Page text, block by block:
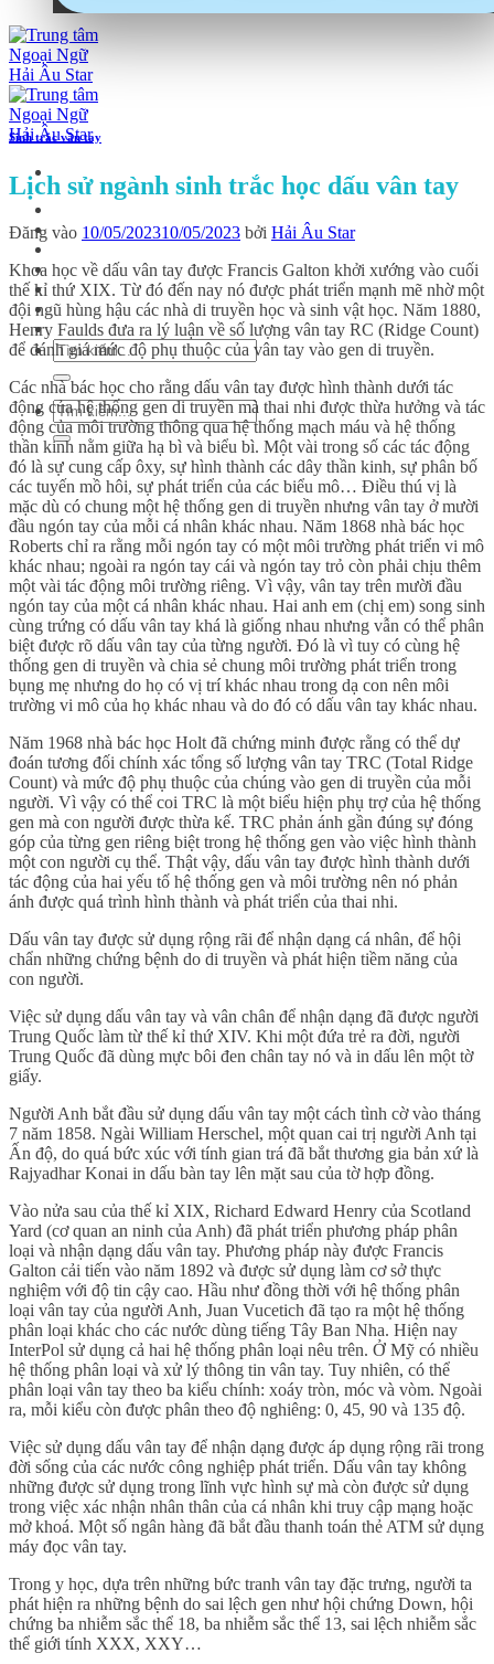
Tuyển Sinh
Học Steam
PHÒNG HỌC TRỰC TUYẾN
PHÒNG HỌC IELTS
Thư viện
Sinh trắc vân tay
Lịch sử ngành sinh trắc học dấu vân tay
Đăng vào 10/05/202310/05/2023 bởi Hải Âu Star
Khoa học về dấu vân tay được Francis Galton khởi xướng vào cuối
thế kỉ thứ XIX. Từ đó đến nay nó được phát triển mạnh mẽ nhờ một
đội ngũ hùng hậu các nhà di truyền học và sinh vật học. Năm 1880,
Henry Faulds đưa ra lý luận về số lượng vân tay RC (Ridge Count)
để đánh giá mức độ phụ thuộc của vân tay vào gen di truyền.
Các nhà bác học cho rằng dấu vân tay được hình thành dưới tác
động của hệ thống gen di truyền mà thai nhi được thừa hưởng và tác
động của môi trường thông qua hệ thống mạch máu và hệ thống
thần kinh nằm giữa hạ bì và biểu bì. Một vài trong số các tác động
đó là sự cung cấp ôxy, sự hình thành các dây thần kinh, sự phân bố
các tuyến mồ hôi, sự phát triển của các biểu mô… Điều thú vị là
mặc dù có chung một hệ thống gen di truyền nhưng vân tay ở mười
đầu ngón tay của mỗi cá nhân khác nhau. Năm 1868 nhà bác học
Roberts chỉ ra rằng mỗi ngón tay có một môi trường phát triển vi mô
khác nhau; ngoài ra ngón tay cái và ngón tay trỏ còn phải chịu thêm
một vài tác động môi trường riêng. Vì vậy, vân tay trên mười đầu
ngón tay của một cá nhân khác nhau. Hai anh em (chị em) song sinh
cùng trứng có dấu vân tay khá là giống nhau nhưng vẫn có thể phân
biệt được rõ dấu vân tay của từng người. Đó là vì tuy có cùng hệ
thống gen di truyền và chia sẻ chung môi trường phát triển trong
bụng mẹ nhưng do họ có vị trí khác nhau trong dạ con nên môi
trường vi mô của họ khác nhau và do đó có dấu vân tay khác nhau.
Năm 1968 nhà bác học Holt đã chứng minh được rằng có thể dự
đoán tương đối chính xác tổng số lượng vân tay TRC (Total Ridge
Count) và mức độ phụ thuộc của chúng vào gen di truyền của mỗi
người. Vì vậy có thể coi TRC là một biểu hiện phụ trợ của hệ thống
gen mà con người được thừa kế. TRC phản ánh gần đúng sự đóng
góp của từng gen riêng biệt trong hệ thống gen vào việc hình thành
một con người cụ thể. Thật vậy, dấu vân tay được hình thành dưới
tác động của hai yếu tố hệ thống gen và môi trường nên nó phản
ánh được quá trình hình thành và phát triển của thai nhi.
Dấu vân tay được sử dụng rộng rãi để nhận dạng cá nhân, để hội
chẩn những chứng bệnh do di truyền và phát hiện tiềm năng của
con người.
Việc sử dụng dấu vân tay và vân chân để nhận dạng đã được người
Trung Quốc làm từ thế kỉ thứ XIV. Khi một đứa trẻ ra đời, người
Trung Quốc đã dùng mực bôi đen chân tay nó và in dấu lên một tờ
giấy.
Người Anh bắt đầu sử dụng dấu vân tay một cách tình cờ vào tháng
7 năm 1858. Ngài William Herschel, một quan cai trị người Anh tại
Ấn độ, do quá bức xúc với tính gian trá đã bắt thương gia bản xứ là
Rajyadhar Konai in dấu bàn tay lên mặt sau của tờ hợp đồng.
Vào nửa sau của thế kỉ XIX, Richard Edward Henry của Scotland
Yard (cơ quan an ninh của Anh) đã phát triển phương pháp phân
loại và nhận dạng dấu vân tay. Phương pháp này được Francis
Galton cải tiến vào năm 1892 và được sử dụng làm cơ sở thực
nghiệm với độ tin cậy cao. Hầu như đồng thời với hệ thống phân
loại vân tay của người Anh, Juan Vucetich đã tạo ra một hệ thống
phân loại khác cho các nước dùng tiếng Tây Ban Nha. Hiện nay
InterPol sử dụng cả hai hệ thống phân loại nêu trên. Ở Mỹ có nhiều
hệ thống phân loại và xử lý thông tin vân tay. Tuy nhiên, có thể
phân loại vân tay theo ba kiểu chính: xoáy tròn, móc và vòm. Ngoài
ra, mỗi kiểu còn được phân theo độ nghiêng: 0, 45, 90 và 135 độ.
Việc sử dụng dấu vân tay để nhận dạng được áp dụng rộng rãi trong
đời sống của các nước công nghiệp phát triển. Dấu vân tay không
những được sử dụng trong lĩnh vực hình sự mà còn được sử dụng
trong việc xác nhận nhân thân của cá nhân khi truy cập mạng hoặc
mở khoá. Một số ngân hàng đã bắt đầu thanh toán thẻ ATM sử dụng
máy đọc vân tay.
Trong y học, dựa trên những bức tranh vân tay đặc trưng, người ta
phát hiện ra những bệnh do sai lệch gen như hội chứng Down, hội
chứng ba nhiễm sắc thể 18, ba nhiễm sắc thể 13, sai lệch nhiễm sắc
thể giới tính XXX, XXY…